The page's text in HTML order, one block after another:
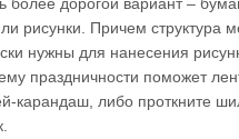
рисунки. Причем структура
нужны для нанесения
праздничности поможет
карандаш, либо проткните